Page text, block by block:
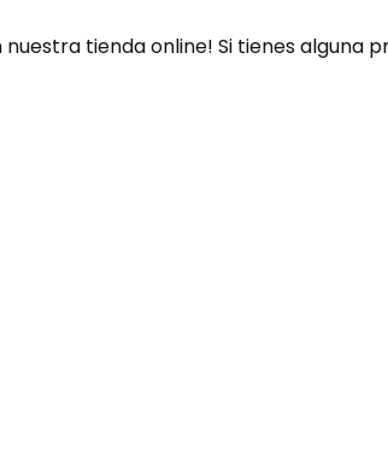
nuestra tienda online! Si tienes